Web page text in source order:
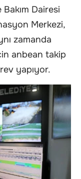
Dairesi
Merkezi,
zamanda
anbean takip
yapıyor.